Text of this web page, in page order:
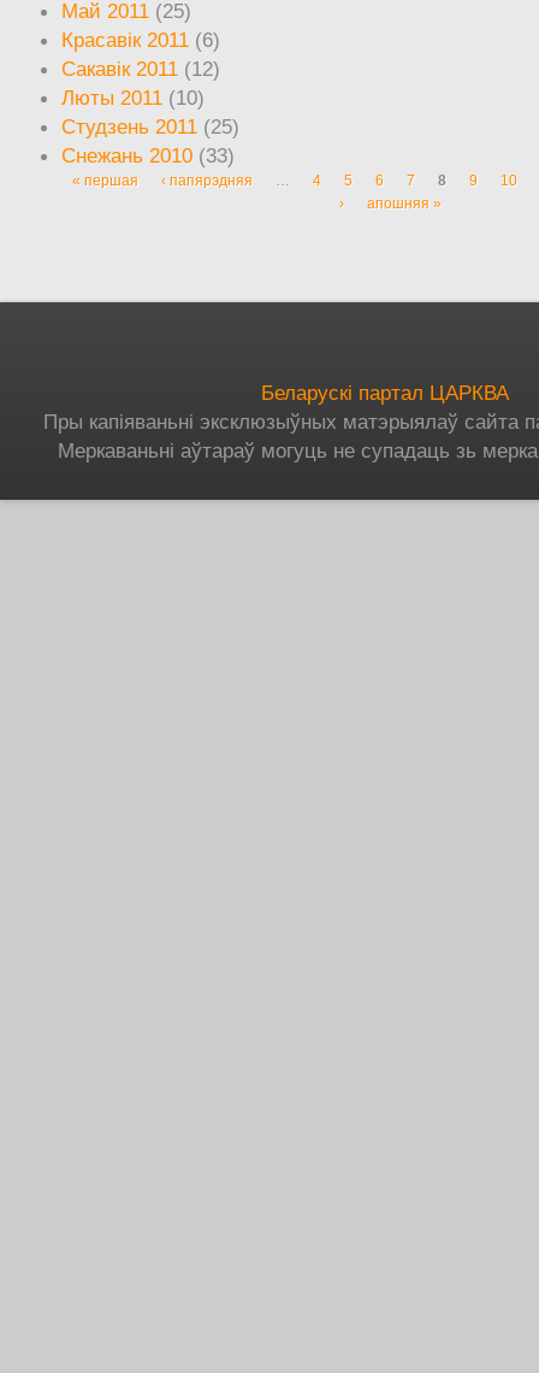
Май 2011 (25)
Красавік 2011 (6)
Сакавік 2011 (12)
Люты 2011 (10)
Студзень 2011 (25)
Снежань 2010 (33)
Старонкі
« першая ‹ папярэдняя … 4 5 6 7 8 9
10
›
апошняя »
Беларускі партал ЦАРКВА
Пры капіяваньні эксклюзыўных матэрыялаў сайта
Меркаваньні аўтараў могуць не супадаць зь